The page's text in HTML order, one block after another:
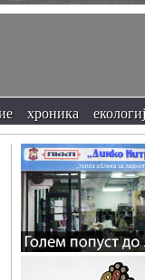
хроника